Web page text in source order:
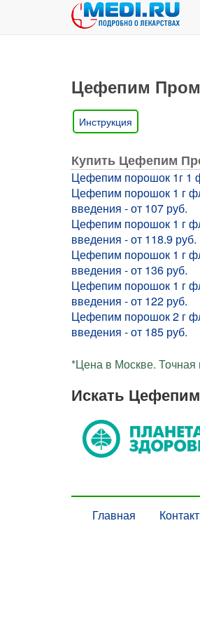
Цефепим
Инструкция
Купить Цефепим
Цефепим порошок 1г 1
Цефепим порошок 1 г
введения - от 107 руб.
Цефепим порошок 1 г
введения - от 118.9 руб.
Цефепим порошок 1 г
введения - от 136 руб.
Цефепим порошок 1 г
введения - от 122 руб.
Цефепим порошок 2 г
введения - от 185 руб.
*Цена в Москве. Точная
Искать
Главная